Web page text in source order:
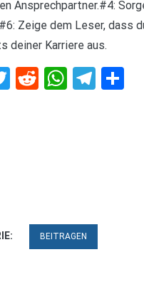
Ansprechpartner.#4:
Zeige dem Leser, dass
deiner Karriere aus.
Twitter
Reddit
BEITRAGEN